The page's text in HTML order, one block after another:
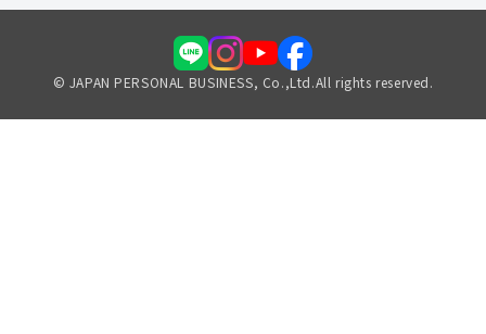
© JAPAN PERSONAL BUSINESS, Co.,Ltd.All rights reserved.